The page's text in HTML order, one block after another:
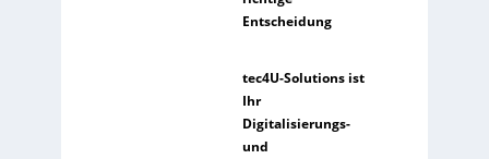
Entscheidung
tec4U-Solutions ist
Ihr
Digitalisierungs-
und